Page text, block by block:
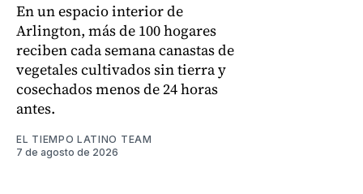
En un espacio interior de
Arlington, más de 100 hogares
reciben cada semana canastas de
vegetales cultivados sin tierra y
cosechados menos de 24 horas
antes.
EL TIEMPO LATINO TEAM
7 de agosto de 2026